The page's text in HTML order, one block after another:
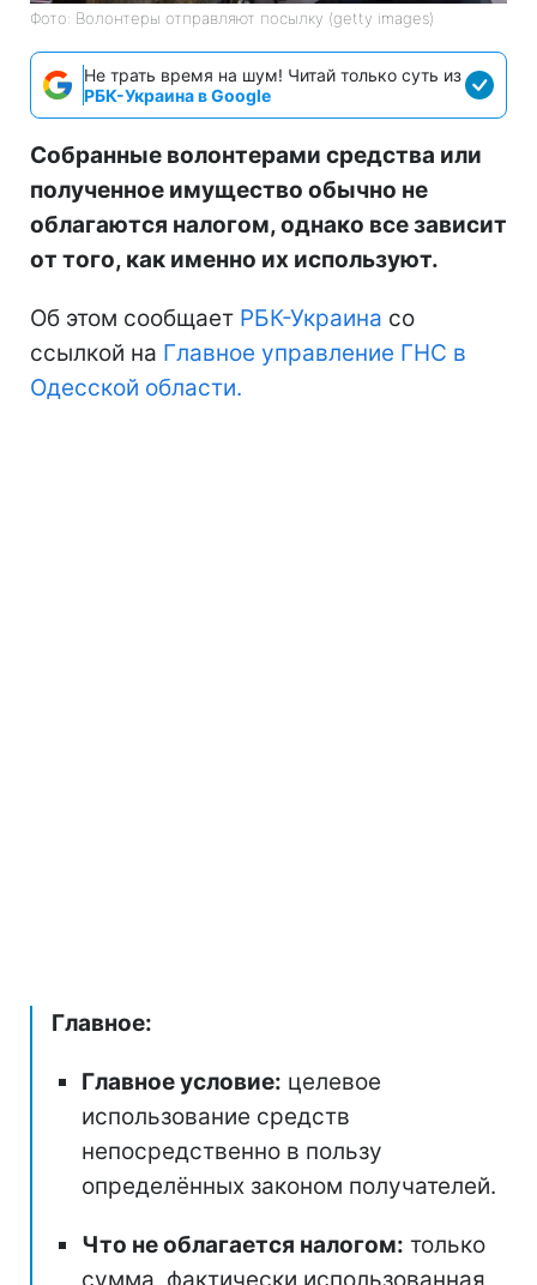
Фото: Волонтеры отправляют посылку (getty images)
Не трать время на шум! Читай только суть из
РБК-Украина в Google
Собранные волонтерами средства или
полученное имущество обычно не
облагаются налогом, однако все зависит
от того, как именно их используют.
Об этом сообщает РБК-Украина со
ссылкой на Главное управление ГНС в
Одесской области.
Главное:
Главное условие: целевое
использование средств
непосредственно в пользу
определённых законом получателей.
Что не облагается налогом: только